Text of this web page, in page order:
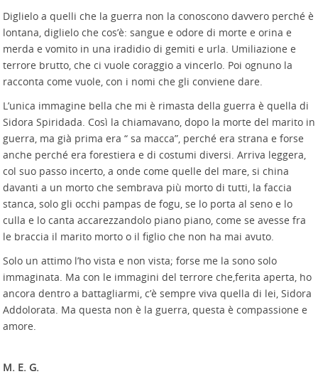
Diglielo a quelli che la guerra non la conoscono davvero perché è
lontana, diglielo che cos’è: sangue e odore di morte e orina e
merda e vomito in una iradidio di gemiti e urla. Umiliazione e
terrore brutto, che ci vuole coraggio a vincerlo. Poi ognuno la
racconta come vuole, con i nomi che gli conviene dare.
L’unica immagine bella che mi è rimasta della guerra è quella di
Sidora Spiridada. Così la chiamavano, dopo la morte del marito in
guerra, ma già prima era “ sa macca”, perché era strana e forse
anche perché era forestiera e di costumi diversi. Arriva leggera,
col suo passo incerto, a onde come quelle del mare, si china
davanti a un morto che sembrava più morto di tutti, la faccia
stanca, solo gli occhi pampas de fogu, se lo porta al seno e lo
culla e lo canta accarezzandolo piano piano, come se avesse fra
le braccia il marito morto o il figlio che non ha mai avuto.
Solo un attimo l’ho vista e non vista; forse me la sono solo
immaginata. Ma con le immagini del terrore che,ferita aperta, ho
ancora dentro a battagliarmi, c’è sempre viva quella di lei, Sidora
Addolorata. Ma questa non è la guerra, questa è compassione e
amore.
M. E. G.